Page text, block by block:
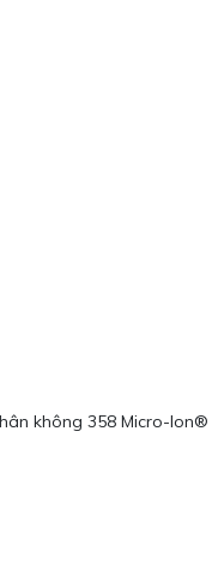
không 358 Micro-Ion®